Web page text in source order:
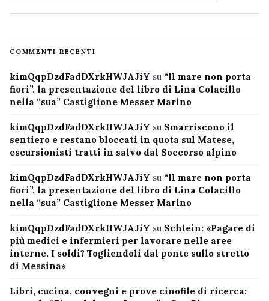
COMMENTI RECENTI
kimQqpDzdFadDXrkHWJAJiY su “Il mare non porta
fiori”, la presentazione del libro di Lina Colacillo
nella “sua” Castiglione Messer Marino
kimQqpDzdFadDXrkHWJAJiY su Smarriscono il
sentiero e restano bloccati in quota sul Matese,
escursionisti tratti in salvo dal Soccorso alpino
kimQqpDzdFadDXrkHWJAJiY su “Il mare non porta
fiori”, la presentazione del libro di Lina Colacillo
nella “sua” Castiglione Messer Marino
kimQqpDzdFadDXrkHWJAJiY su Schlein: «Pagare di
più medici e infermieri per lavorare nelle aree
interne. I soldi? Togliendoli dal ponte sullo stretto
di Messina»
Libri, cucina, convegni e prove cinofile di ricerca: